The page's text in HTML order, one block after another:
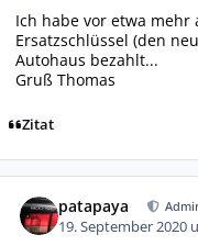
Ich habe vor etwa
Ersatzschlüssel (den
Autohaus bezahlt...
Gruß Thomas
Zitat
patapaya
19. September 2020